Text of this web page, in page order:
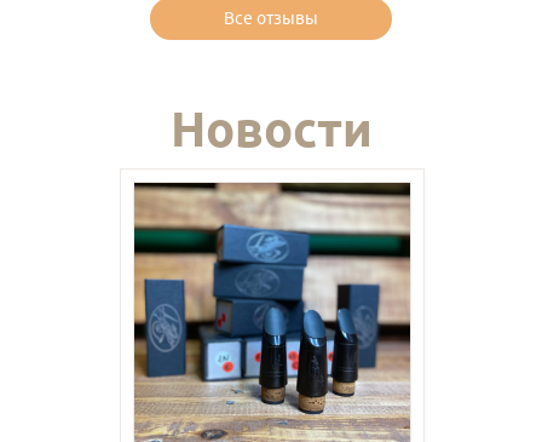
Все отзывы
Новости